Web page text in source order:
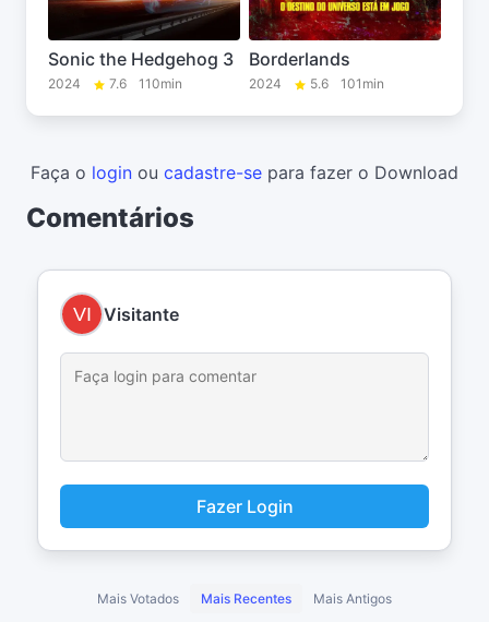
Sonic the Hedgehog 3
2024 7.6 110min
Borderlands
2024 5.6 101min
Faça o login ou cadastre-se para fazer o Download
Comentários
Visitante
Fazer Login
Mais Votados Mais Recentes Mais Antigos